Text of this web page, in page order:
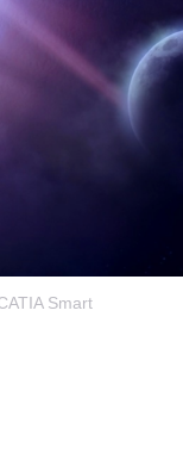
Smart